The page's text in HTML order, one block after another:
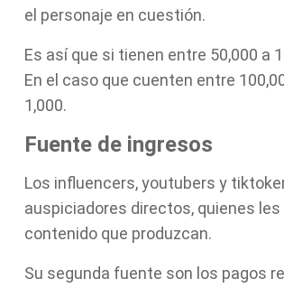
el personaje en cuestión.
Es así que si tienen entre 50,000 a
En el caso que cuenten entre
1,000.
Fuente de ingresos
Los influencers, youtubers y
auspiciadores directos, quienes
contenido que produzcan.
Su segunda fuente son los pagos